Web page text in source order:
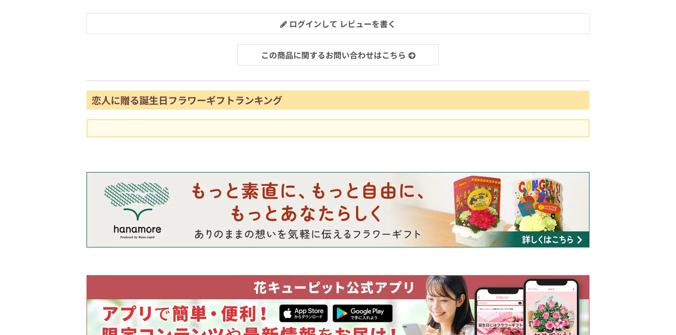
ログインして レビューを書く
この商品に関するお問い合わせはこちら
恋人に贈る誕生日フラワーギフトランキング